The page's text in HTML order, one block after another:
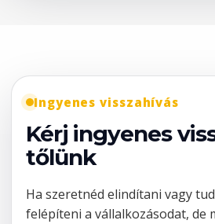
Ingyenes visszahívás
Kérj ingyenes
tőlünk
Ha szeretnéd elindítani vagy
felépíteni a vállalkozásodat, de